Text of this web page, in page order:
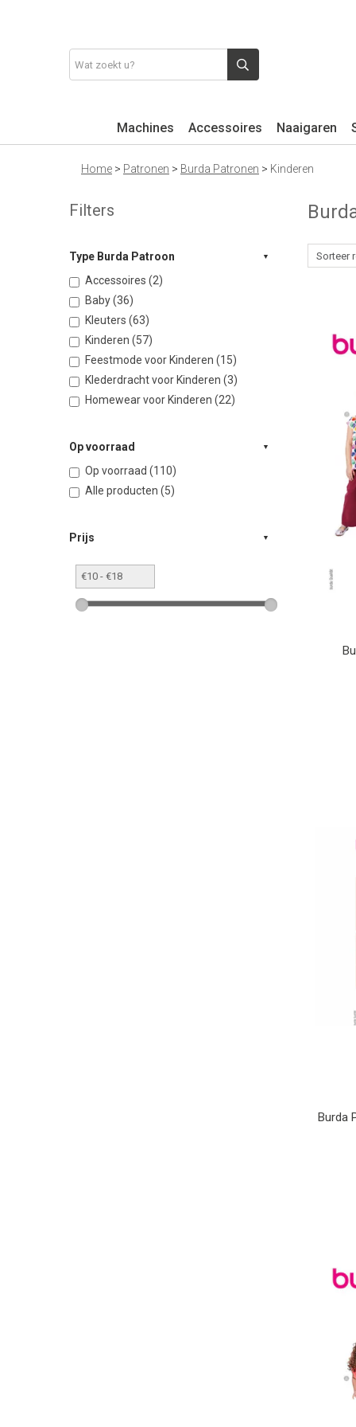
Machines Accessoires Naaigaren
Home > Patronen > Burda Patronen > Kinderen
Filters
Type Burda Patroon
Accessoires (2)
Baby (36)
Kleuters (63)
Kinderen (57)
Feestmode voor Kinderen (15)
Klederdracht voor Kinderen (3)
Homewear voor Kinderen (22)
Op voorraad
Op voorraad (110)
Alle producten (5)
Prijs
Burda